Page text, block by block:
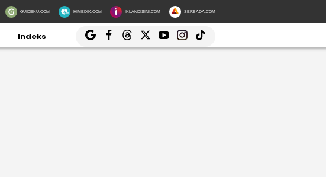
GUIDEKU.COM HIMEDIK.COM IKLANDISINI.COM SERBADA.COM
Indeks